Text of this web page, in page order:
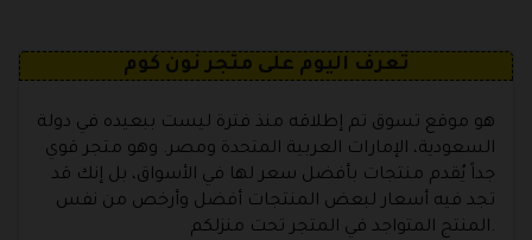
تعرف اليوم على متجر نون كوم
هو موقع تسوق تم إطلاقه منذ فترة ليست ببعيده في دولة
السعودية، الإمارات العربية المتحدة ومصر. وهو متجر قوي
جداً يُقدم منتجات بأفضل سعر لها في الأسواق، بل إنك قد
تجد فيه أسعار لبعض المنتجات أفضل وأرخص من نفس
المنتج المتواجد في المتجر تحت منزلكم.